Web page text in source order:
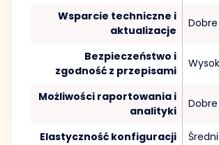
Wsparcie techniczne i
aktualizacje
Dobre
Bezpieczeństwo i
zgodność z przepisami
Możliwości raportowania i
analityki
Dobre
Elastyczność konfiguracji